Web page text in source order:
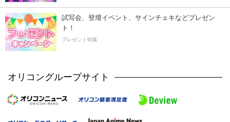
試写会、登壇イベント、サインチェキなどプレゼン
ト！
プレゼント特集
オリコングループサイト